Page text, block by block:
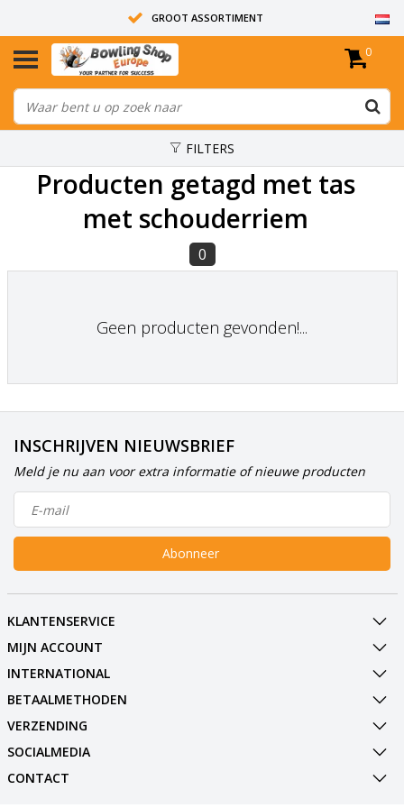
GROOT ASSORTIMENT
14 DAGEN RETOUR RECHT
ALLE BOWLINGBALLEN ZIJN ONGEBOORD
0
FILTERS
Producten getagd met tas
met schouderriem
0
Geen producten gevonden!...
INSCHRIJVEN NIEUWSBRIEF
Meld je nu aan voor extra informatie of nieuwe producten
Abonneer
KLANTENSERVICE
MIJN ACCOUNT
INTERNATIONAL
BETAALMETHODEN
VERZENDING
SOCIALMEDIA
CONTACT